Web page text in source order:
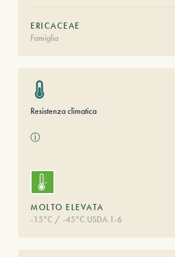
ERICACEAE
Famiglia
Resistenza climatica
ⓘ
MOLTO ELEVATA
-15°C / -45°C USDA 1-6